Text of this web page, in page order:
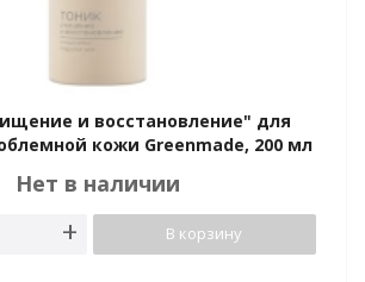
и восстановление" для
кожи Greenmade, 200 мл
Нет в наличии
В корзину